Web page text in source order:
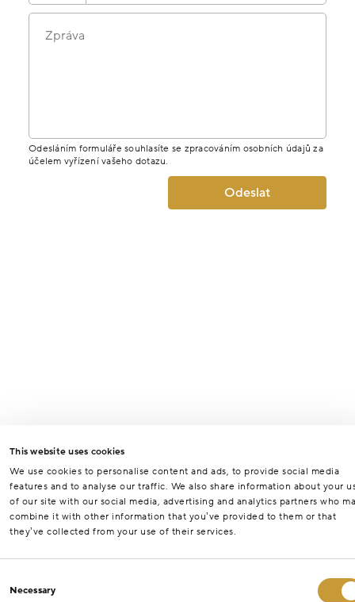
This website uses cookies
We use cookies to personalise content and ads, to provide social media
features and to analyse our traffic. We also share information about your
of our site with our social media, advertising and analytics partners who
combine it with other information that you’ve provided to them or that
they’ve collected from your use of their services.
Selection
Necessary
Zpráva
Odesláním formuláře souhlasíte se zpracováním osobních údajů za
účelem vyřízení vašeho dotazu.
Odeslat